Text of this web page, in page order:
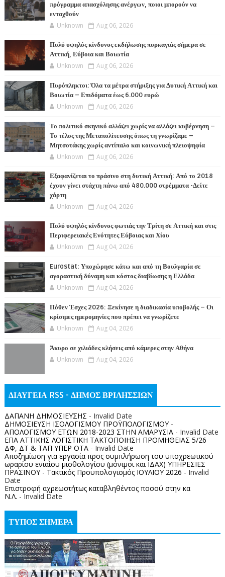
πρόγραμμα απασχόλησης ανέργων, ποιοι μπορούν να
ενταχθούν
Unknown Aug 06, 2026
Πολύ υψηλός κίνδυνος εκδήλωσης πυρκαγιάς σήμερα σε
Αττική, Εύβοια και Βοιωτία
Unknown Aug 06, 2026
Πυρόπληκτοι: Όλα τα μέτρα στήριξης για Δυτική Αττική και
Βοιωτία – Επιδόματα έως 6.000 ευρώ
Unknown Aug 06, 2026
Το πολιτικό σκηνικό αλλάζει χωρίς να αλλάζει κυβέρνηση –
Το τέλος της Μεταπολίτευσης όπως τη γνωρίζαμε –
Μητσοτάκης χωρίς αντίπαλο και κοινωνική πλειοψηφία
Unknown Aug 06, 2026
Εξαφανίζεται το πράσινο στη δυτική Αττική: Από το 2018
έχουν γίνει στάχτη πάνω από 480.000 στρέμματα -Δείτε
χάρτη
Unknown Aug 04, 2026
Πολύ υψηλός κίνδυνος φωτιάς την Τρίτη σε Αττική και στις
Περιφερειακές Ενότητες Εύβοιας και Χίου
Unknown Aug 04, 2026
Eurostat: Υποχώρησε κάτω και από τη Βουλγαρία σε
αγοραστική δύναμη και κόστος διαβίωσης η Ελλάδα
Unknown Aug 04, 2026
Πόθεν Έσχες 2026: Ξεκίνησε η διαδικασία υποβολής – Οι
κρίσιμες ημερομηνίες που πρέπει να γνωρίζετε
Unknown Aug 04, 2026
Άκυρο σε χιλιάδες κλήσεις από κάμερες στην Αθήνα
Unknown Aug 04, 2026
ΔΙΑΥΓΕΙΑ RSS - ΔΗΜΟΣ ΒΡΙΛΗΣΣΙΩΝ
ΔΑΠΑΝΗ ΔΗΜΟΣΙΕΥΣΗΣ - Invalid Date
ΔΗΜΟΣΙΕΥΣΗ ΙΣΟΛΟΓΙΣΜΟΥ ΠΡΟΫΠΟΛΟΓΙΣΜΟΥ -
ΑΠΟΛΟΓΙΣΜΟΥ ΕΤΩΝ 2018-2023 ΣΤΗΝ ΑΜΑΡΥΣΙΑ- Invalid Date
ΕΠΑ ΑΤΤΙΚΗΣ ΛΟΓΙΣΤΙΚΗ ΤΑΚΤΟΠΟΙΗΣΗ ΠΡΟΜΗΘΕΙΑΣ 5/26
ΔΦ, ΔΤ & ΤΑΠ ΥΠΕΡ ΟΤΑ- Invalid Date
Αποζημίωση για εργασία προς συμπλήρωση του υποχρεωτικού
ωραρίου ενιαίου μισθολογίου (μόνιμοι και ΙΔΑΧ) ΥΠΗΡΕΣΙΕΣ
ΠΡΑΣΙΝΟΥ - Τακτικός Προυπολογισμός ΙΟΥΛΙΟΥ 2026 - Invalid
Date
Επιστροφή αχρεωστήτως καταβληθέντος ποσoύ στην κα
Ν.Λ. - Invalid Date
ΤΥΠΟΣ ΣΗΜΕΡΑ